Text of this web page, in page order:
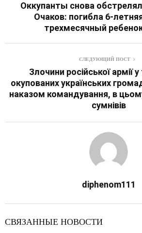
Оккупанты снова
Очаков: погибла 6-
трехмесячный
СЛЕДУЮЩИЙ ПОСТ
Злочини російської армії
окупованих українських
наказом командування, в
сумнівів
diphenom111
СВЯЗАННЫЕ НОВОСТИ